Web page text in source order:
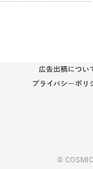
広告出稿につい
プライバシーポリ
©